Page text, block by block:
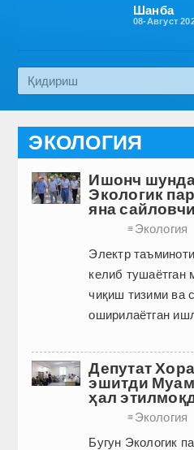
Эко медиа
Шанба
08-Август
ЭКОЛОГИЯ
Ишонч
Экологик
яна
≡ Экология
Электр
келиб тушаётган
чиқиш тизими ва
оширилаётган
Депутат
эшитди
ҳал
≡ Экология
Бугун Экологик